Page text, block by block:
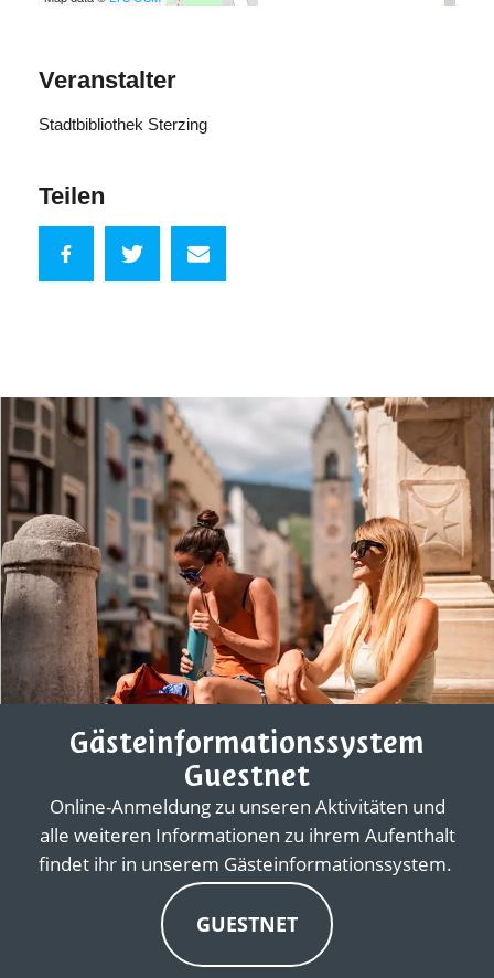
Veranstalter
Stadtbibliothek Sterzing
Teilen
Gästeinformationssystem
Guestnet
Online-Anmeldung zu unseren Aktivitäten und
alle weiteren Informationen zu ihrem Aufenthalt
findet ihr in unserem Gästeinformationssystem.
GUESTNET